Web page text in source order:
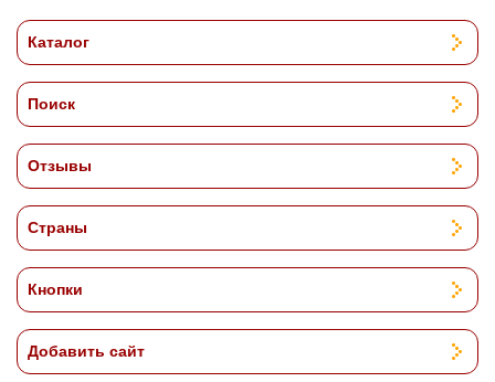
Каталог
Поиск
Отзывы
Страны
Кнопки
Добавить сайт